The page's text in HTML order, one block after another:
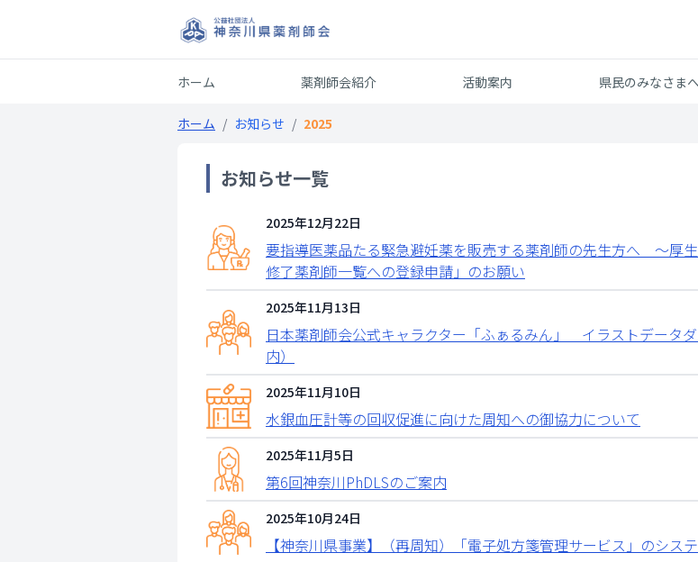
ホーム 薬剤師会紹介 活動案内 県民のみなさまへ
ホーム / お知らせ / 2025
お知らせ一覧
2025年12月22日
要指導医薬品たる緊急避妊薬を販売する薬剤師の先生方へ ～厚
修了薬剤師一覧への登録申請」のお願い
2025年11月13日
日本薬剤師会公式キャラクター「ふぁるみん」 イラストデータ
内）
2025年11月10日
水銀血圧計等の回収促進に向けた周知への御協力について
2025年11月5日
第6回神奈川PhDLSのご案内
2025年10月24日
【神奈川県事業】（再周知）「電子処方箋管理サービス」のシス